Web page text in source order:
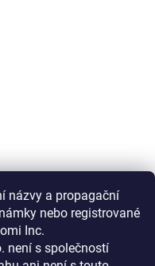
názvy a propagační
nebo registrované
Inc.
není s společností